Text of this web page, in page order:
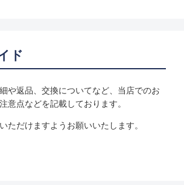
ド
や返品、交換についてなど、当店でのお
意点などを記載しております。
ただけますようお願いいたします。